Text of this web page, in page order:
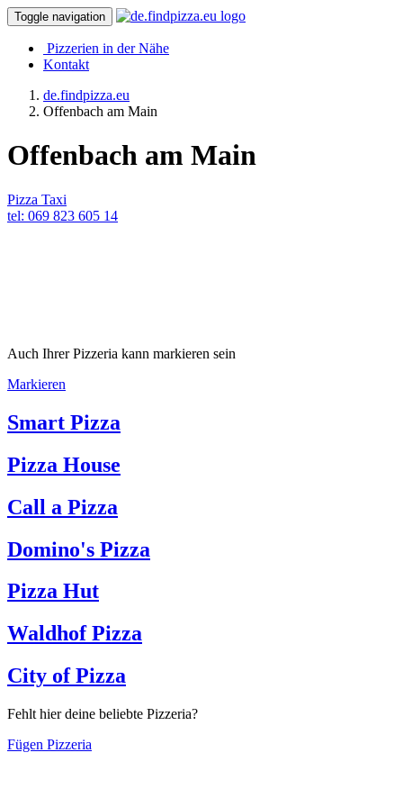
Toggle navigation
Pizzerien in der Nähe
Kontakt
de.findpizza.eu
Offenbach am Main
Offenbach am Main
Pizza Taxi
tel: 069 823 605 14
Auch Ihrer Pizzeria kann markieren sein
Markieren
Smart Pizza
Pizza House
Call a Pizza
Domino's Pizza
Pizza Hut
Waldhof Pizza
City of Pizza
Fehlt hier deine beliebte Pizzeria?
Fügen Pizzeria